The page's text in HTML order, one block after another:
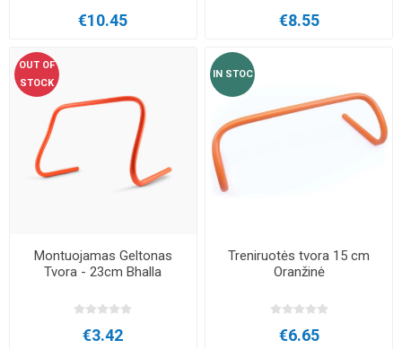
€10.45 €8.55
OUT OF
STOCK
Montuojamas Geltonas
Tvora - 23cm Bhalla
€3.42
IN STOC
Treniruotės tvora 15 cm
Oranžinė
€6.65